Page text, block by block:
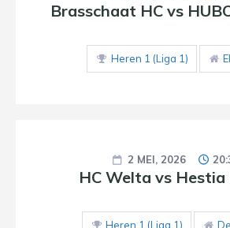
Brasschaat HC vs
Heren 1 (Liga 1)
2 MEI, 2026
HC Welta vs Hestia
Heren 1 (Liga 1)